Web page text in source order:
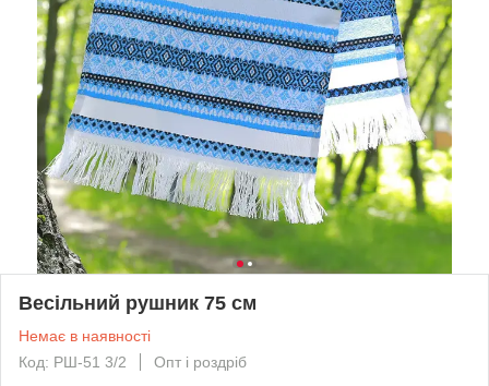
Весільний рушник 75 см
Немає в наявності
Код: РШ-51 3/2
Опт і роздріб